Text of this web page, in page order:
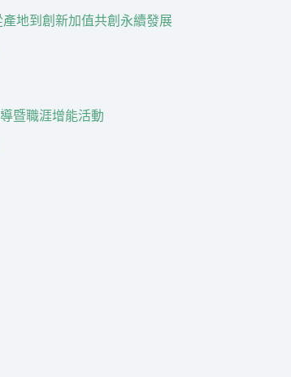
地到創新加值共創永續發展
暨職涯增能活動